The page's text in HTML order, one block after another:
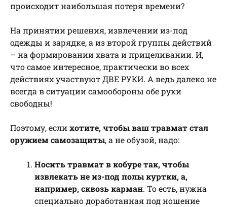
происходит наибольшая потеря времени?
На принятии решения, извлечении из-под
одежды и зарядке, а из второй группы действий
– на формировании хвата и прицеливании. И,
что самое интересное, практически во всех
действиях участвуют ДВЕ РУКИ. А ведь далеко не
всегда в ситуации самообороны обе руки
свободны!
Поэтому, еслихотите, чтобы ваш травмат стал
оружием самозащиты, а не обузой, надо:
Носить травмат в кобуре так, чтобы
извлекать не из-под полы куртки, а,
например, сквозь карман. То есть, нужна
специально доработанная под ношение